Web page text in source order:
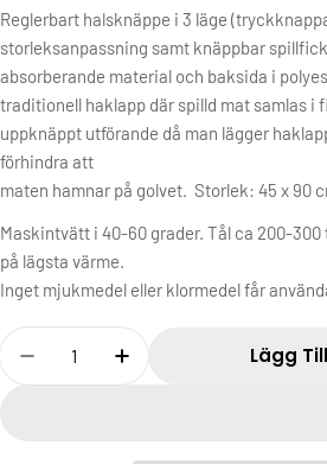
Reglerbart halsknäppe i 3 läge
storleksanpassning samt knäppbar
absorberande material och baksida i
traditionell haklapp där spilld mat samlas i
uppknäppt utförande då man lägger
förhindra att
maten hamnar på golvet. Storlek: 45 x 90
Maskintvätt i 40-60 grader. Tål ca 200-
på lägsta värme.
Inget mjukmedel eller klormedel får
Antal
Lägg